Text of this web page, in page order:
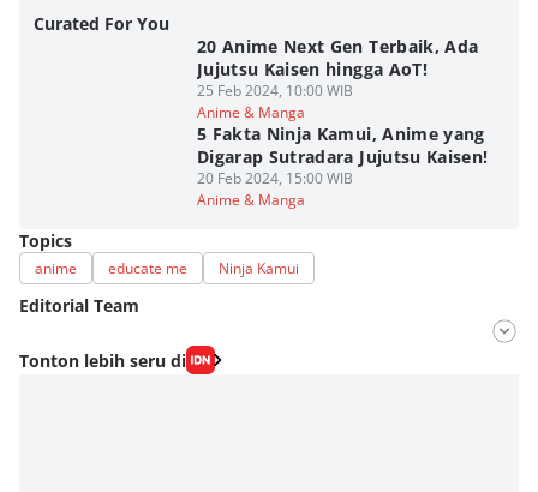
Curated For You
20 Anime Next Gen Terbaik, Ada
Jujutsu Kaisen hingga AoT!
25 Feb 2024, 10:00 WIB
Anime & Manga
5 Fakta Ninja Kamui, Anime yang
Digarap Sutradara Jujutsu Kaisen!
20 Feb 2024, 15:00 WIB
Anime & Manga
Topics
anime educate me Ninja Kamui
Editorial Team
Editor
Nadia Agatha Pramesthi
Tonton lebih seru di